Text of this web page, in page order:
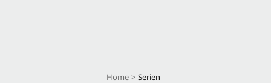
Home Serien